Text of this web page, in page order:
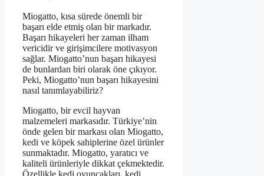
Miogatto, kısa sürede önemli bir
başarı elde etmiş olan bir markadır.
Başarı hikayeleri her zaman ilham
vericidir ve girişimcilere motivasyon
sağlar. Miogatto’nun başarı hikayesi
de bunlardan biri olarak öne çıkıyor.
Peki, Miogatto’nun başarı hikayesini
nasıl tanımlayabiliriz?
Miogatto, bir evcil hayvan
malzemeleri markasıdır. Türkiye’nin
önde gelen bir markası olan Miogatto,
kedi ve köpek sahiplerine özel ürünler
sunmaktadır. Miogatto, yaratıcı ve
kaliteli ürünleriyle dikkat çekmektedir.